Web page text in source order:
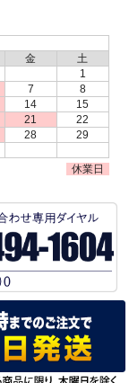
金
土
1
7
8
14
15
21
22
28
29
休業日